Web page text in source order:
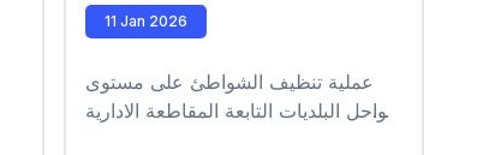
11 Jan 2026
عملية تنظيف الشواطئ على مستوى
سواحل البلديات التابعة المقاطعة الادارية